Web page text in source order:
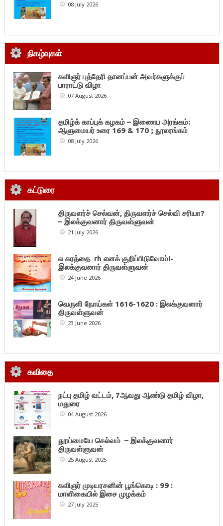
08 July 2026
நிகழ்வுகள்
கவிஞர் புத்தேரி தானப்பன் அவர்களுக்குப்
பாராட்டு விழா
07 August 2026
தமிழ்க் காப்புக் கழகம் – இணைய அரங்கம்:
ஆளுமையர் உரை 169 & 170 ; நூலரங்கம்
08 July 2026
கட்டுரை
திருவளர்ச் செல்வன், திருவளர்ச் செல்வி சரியா?
– இலக்குவனார் திருவள்ளுவன்
21 July 2026
ல கரத்தை rh எனக் குறிப்பிடுவோம்!-
இலக்குவனார் திருவள்ளுவன்
24 June 2026
வெருளி நோய்கள் 1616-1620 : இலக்குவனார்
திருவள்ளுவன்
23 June 2026
கவிதை
நட்பு தமிழ் வட்டம், 7ஆவது ஆண்டு தமிழ் விழா,
மதுரை
04 August 2026
தூய்மையே செல்வம் – இலக்குவனார்
திருவள்ளுவன்
25 August 2025
கவிஞர் முடியரசனின் பூங்கொடி : 99 :
மாளிகையில் இசை முழக்கம்
27 July 2025